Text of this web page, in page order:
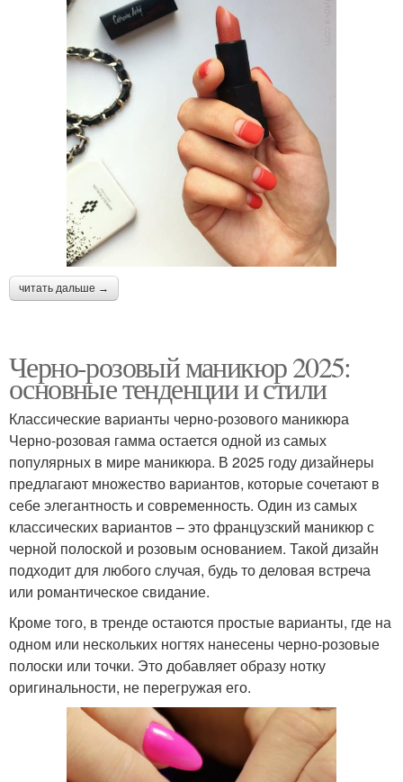
читать дальше →
Черно-розовый маникюр 2025:
основные тенденции и стили
Классические варианты черно-розового маникюра
Черно-розовая гамма остается одной из самых
популярных в мире маникюра. В 2025 году дизайнеры
предлагают множество вариантов, которые сочетают в
себе элегантность и современность. Один из самых
классических вариантов – это французский маникюр с
черной полоской и розовым основанием. Такой дизайн
подходит для любого случая, будь то деловая встреча
или романтическое свидание.
Кроме того, в тренде остаются простые варианты, где на
одном или нескольких ногтях нанесены черно-розовые
полоски или точки. Это добавляет образу нотку
оригинальности, не перегружая его.